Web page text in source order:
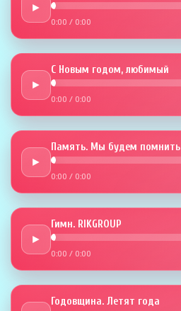
►
0:00 / 0:00
►
С Новым годом, любимый
0:00 / 0:00
►
Память. Мы будем помнить
0:00 / 0:00
►
Гимн. RIKGROUP
0:00 / 0:00
Годовщина. Летят года